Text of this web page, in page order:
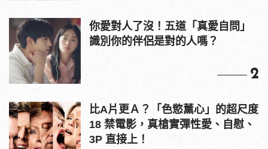
你愛對人了沒！五道「真愛自問」
識別你的伴侶是對的人嗎？
2
比A片更Ａ？「色慾薰心」的超尺度
18 禁電影，真槍實彈性愛、自慰、
3P 直接上！